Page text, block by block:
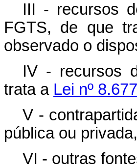
III - recursos
FGTS, de que
observado o
IV - recursos
trata a Lei nº
V -
pública ou
VI - outras